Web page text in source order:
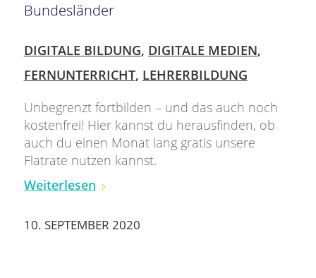
Bundesländer
DIGITALE BILDUNG, DIGITALE MEDIEN,
FERNUNTERRICHT, LEHRERBILDUNG
Unbegrenzt fortbilden – und das auch noch
kostenfrei! Hier kannst du herausfinden, ob
auch du einen Monat lang gratis unsere
Flatrate nutzen kannst.
Weiterlesen
10. SEPTEMBER 2020